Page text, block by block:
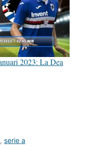
2023: La Dea
, serie a